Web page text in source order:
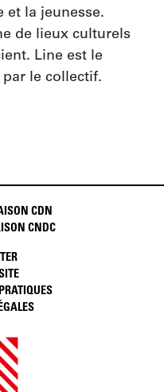
et la jeunesse.
de lieux culturels
Line est le
le collectif.
CDN
CNDC